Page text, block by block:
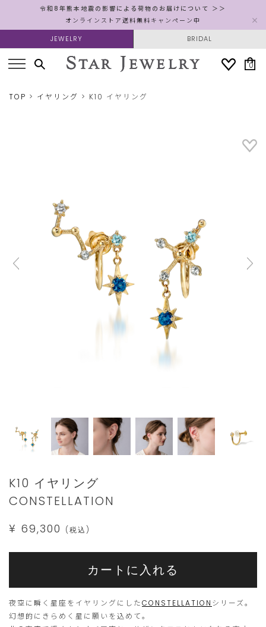
令和8年熊本地震の影響による荷物のお届けについて ＞＞
オンラインストア送料無料キャンペーン中
JEWELRY BRIDAL
0
TOP イヤリング K10 イヤリング
Details
https://www.star-
jewelry.com/2JE0079.html
K10 イヤリング
CONSTELLATION
¥ 69,300
(税込)
Product
こ
ち
ら
の
こ
の
商
品
カートに入れる
夜空に瞬く星座をイヤリングにしたCONSTELLATION シリーズ。
幻想的にきらめく星に願いを込めて。